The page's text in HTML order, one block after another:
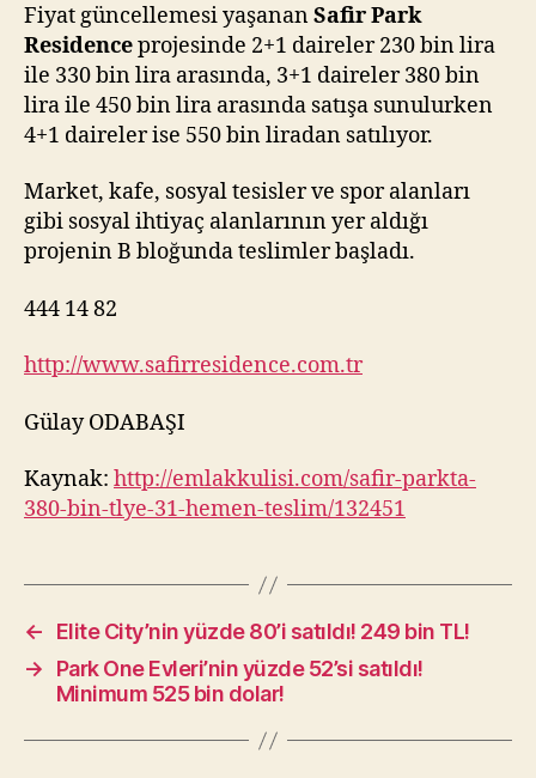
Fiyat güncellemesi yaşananSafir Park
Residenceprojesinde 2+1 daireler 230 bin lira
ile 330 bin lira arasında, 3+1 daireler 380 bin
lira ile 450 bin lira arasında satışa sunulurken
4+1 daireler ise 550 bin liradan satılıyor.
Market, kafe, sosyal tesisler ve spor alanları
gibi sosyal ihtiyaç alanlarının yer aldığı
projenin B bloğunda teslimler başladı.
444 14 82
http://www.safirresidence.com.tr
Gülay ODABAŞI
Kaynak: http://emlakkulisi.com/safir-parkta-
380-bin-tlye-31-hemen-teslim/132451
←
Elite City’nin yüzde 80’i satıldı! 249 bin TL!
→
Park One Evleri’nin yüzde 52’si satıldı!
Minimum 525 bin dolar!